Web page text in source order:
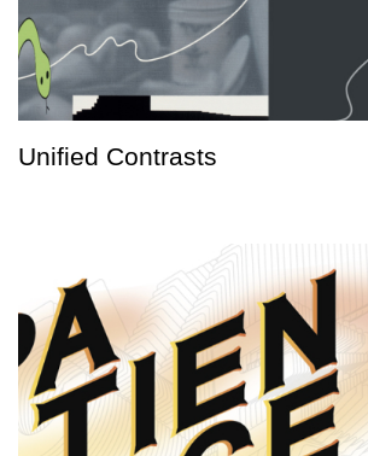
Unified Contrasts